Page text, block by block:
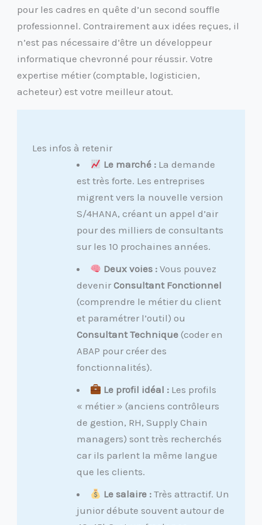
pour les cadres en quête d’un second souffle
professionnel. Contrairement aux idées reçues, il
n’est pas nécessaire d’être un développeur
informatique chevronné pour réussir. Votre
expertise métier (comptable, logisticien,
acheteur) est votre meilleur atout.
Les infos à retenir
Le marché : La demande
est très forte. Les entreprises
migrent vers la nouvelle version
S/4HANA, créant un appel d’air
pour des milliers de consultants
sur les 10 prochaines années.
Deux voies : Vous pouvez
devenir Consultant Fonctionnel
(comprendre le métier du client
et paramétrer l’outil) ou
Consultant Technique (coder en
ABAP pour créer des
fonctionnalités).
Le profil idéal : Les profils
« métier » (anciens contrôleurs
de gestion, RH, Supply Chain
managers) sont très recherchés
car ils parlent la même langue
que les clients.
Le salaire : Très attractif. Un
junior débute souvent autour de